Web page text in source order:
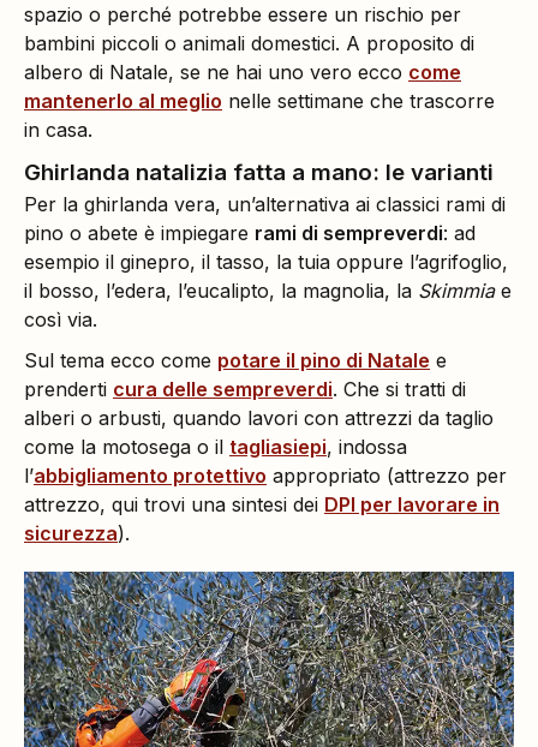
spazio o perché potrebbe essere un rischio per
bambini piccoli o animali domestici. A proposito di
albero di Natale, se ne hai uno vero ecco come
mantenerlo al meglio nelle settimane che trascorre
in casa.
Ghirlanda natalizia fatta a mano: le varianti
Per la ghirlanda vera, un’alternativa ai classici rami di
pino o abete è impiegare rami di sempreverdi: ad
esempio il ginepro, il tasso, la tuia oppure l’agrifoglio,
il bosso, l’edera, l’eucalipto, la magnolia, la Skimmiae
così via.
Sul tema ecco come potare il pino di Natale e
prenderti cura delle sempreverdi. Che si tratti di
alberi o arbusti, quando lavori con attrezzi da taglio
come la motosega o il tagliasiepi, indossa
l’abbigliamento protettivo appropriato (attrezzo per
attrezzo, qui trovi una sintesi dei DPI per lavorare in
sicurezza).